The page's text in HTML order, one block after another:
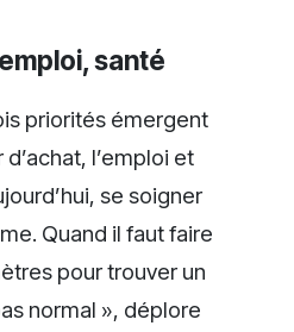
santé
priorités émergent
l’emploi et
se soigner
Quand il faut faire
pour trouver un
normal », déplore